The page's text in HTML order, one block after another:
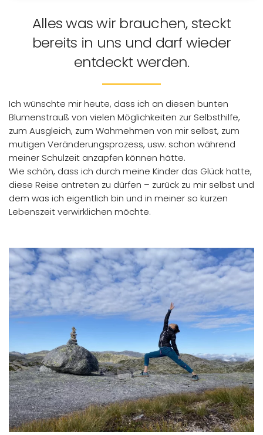
Alles was wir brauchen, steckt
bereits in uns und darf wieder
entdeckt werden.
Ich wünschte mir heute, dass ich an diesen bunten
Blumenstrauß von vielen Möglichkeiten zur Selbsthilfe,
zum Ausgleich, zum Wahrnehmen von mir selbst, zum
mutigen Veränderungsprozess, usw. schon während
meiner Schulzeit anzapfen können hätte.
Wie schön, dass ich durch meine Kinder das Glück hatte,
diese Reise antreten zu dürfen – zurück zu mir selbst und
dem was ich eigentlich bin und in meiner so kurzen
Lebenszeit verwirklichen möchte.